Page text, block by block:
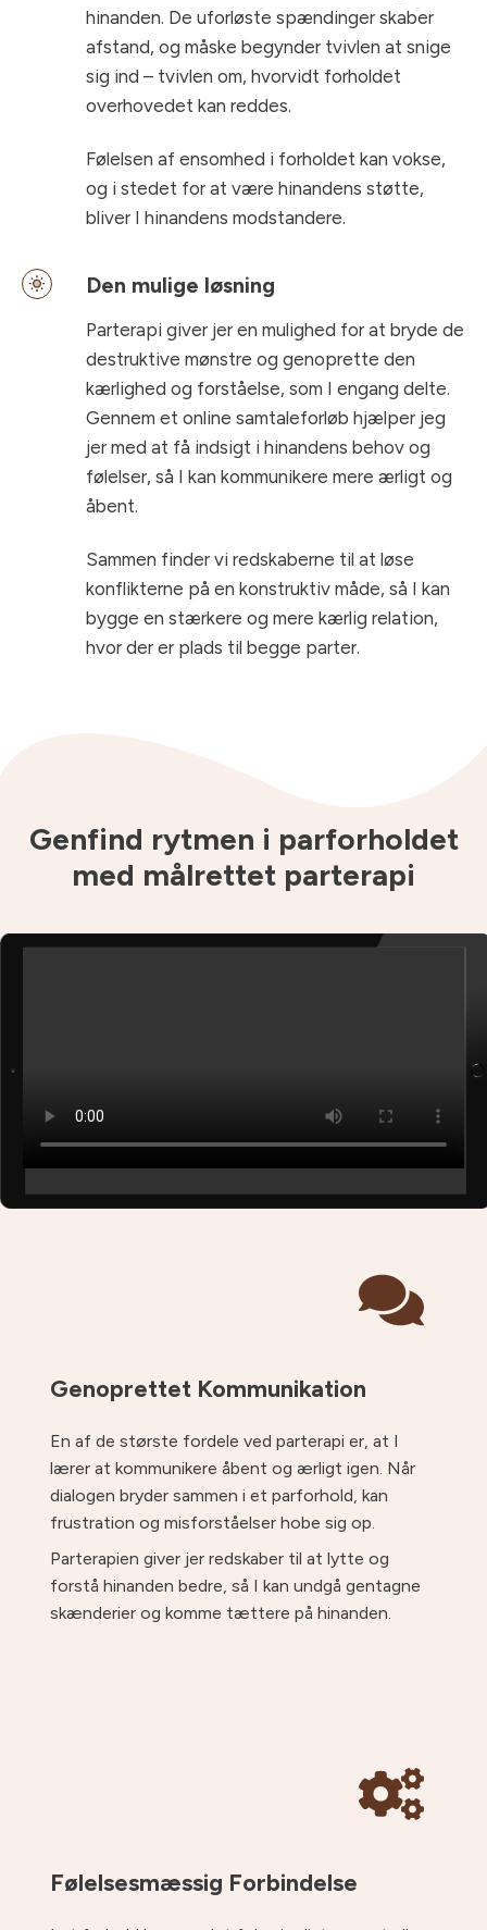
hinanden. De uforløste spændinger skaber
afstand, og måske begynder tvivlen at snige
sig ind – tvivlen om, hvorvidt forholdet
overhovedet kan reddes.
Følelsen af ensomhed i forholdet kan vokse,
og i stedet for at være hinandens støtte,
bliver I hinandens modstandere.
Den mulige løsning
Parterapi giver jer en mulighed for at bryde de
destruktive mønstre og genoprette den
kærlighed og forståelse, som I engang delte.
Gennem et online samtaleforløb hjælper jeg
jer med at få indsigt i hinandens behov og
følelser, så I kan kommunikere mere ærligt og
åbent.
Sammen finder vi redskaberne til at løse
konflikterne på en konstruktiv måde, så I kan
bygge en stærkere og mere kærlig relation,
hvor der er plads til begge parter.
Genfind rytmen i parforholdet
med målrettet parterapi
Genoprettet Kommunikation
En af de største fordele ved parterapi er, at I
lærer at kommunikere åbent og ærligt igen. Når
dialogen bryder sammen i et parforhold, kan
frustration og misforståelser hobe sig op.
Parterapien giver jer redskaber til at lytte og
forstå hinanden bedre, så I kan undgå gentagne
skænderier og komme tættere på hinanden.
Følelsesmæssig Forbindelse